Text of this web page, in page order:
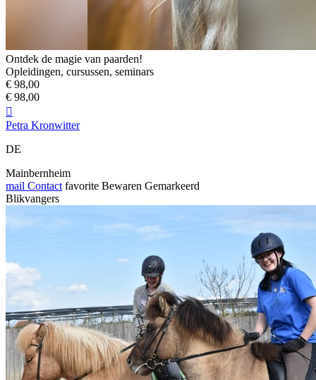
Ontdek de magie van paarden!
Opleidingen, cursussen, seminars
€ 98,00
€ 98,00

Petra Kronwitter
DE
Mainbernheim
mail Contact favorite Bewaren Gemarkeerd
Blikvangers